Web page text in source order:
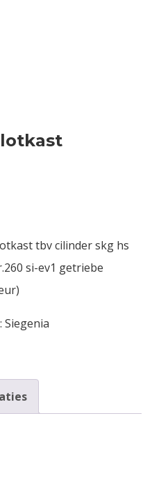
tbv cilinder skg hs
si-ev1 getriebe
Siegenia